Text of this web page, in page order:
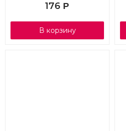
176 Р
В корзину